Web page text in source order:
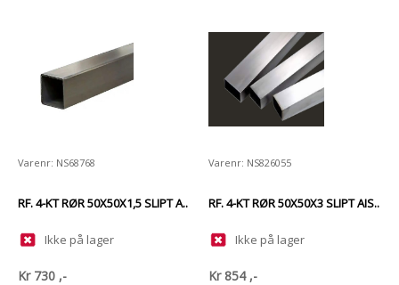
Varenr: NS68768
RF. 4-KT RØR 50X50X1,5 SLIPT A..
Ikke på lager
Kr 730 ,-
Varenr: NS826055
RF. 4-KT RØR 50X50X3 SLIPT AIS..
Ikke på lager
Kr 854 ,-